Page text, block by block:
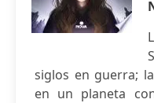
siglos en guerra;
en un planeta